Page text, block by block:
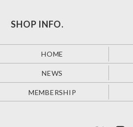
SHOP INFO.
HOME
NEWS
MEMBERSHIP